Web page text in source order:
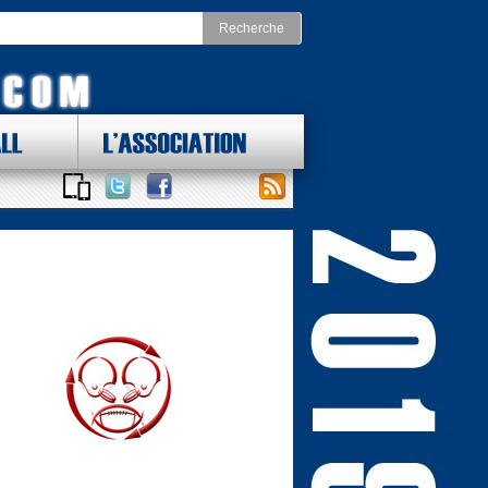
FOOTBALL CONFERENCE
Orleans Saints
San Francisco 49ers
Bay Buccaneers
Seattle Seahawks
L'ASSOCIATION
DES LOTS !